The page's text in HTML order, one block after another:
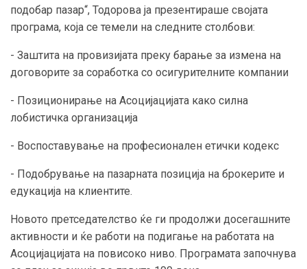
подобар пазар“, Тодорова ја презентираше својата
програма, која се темели на следните столбови:
- Заштита на провизијата преку барање за измена на
договорите за соработка со осигурителните компании
- Позиционирање на Асоцијацијата како силна
лобистичка организација
- Воспоставување на професионален етички кодекс
- Подобрување на пазарната позиција на брокерите и
едукација на клиентите.
Новото претседателство ќе ги продолжи досегашните
активности и ќе работи на подигање на работата на
Асоцијацијата на повисоко ниво. Програмата започнува